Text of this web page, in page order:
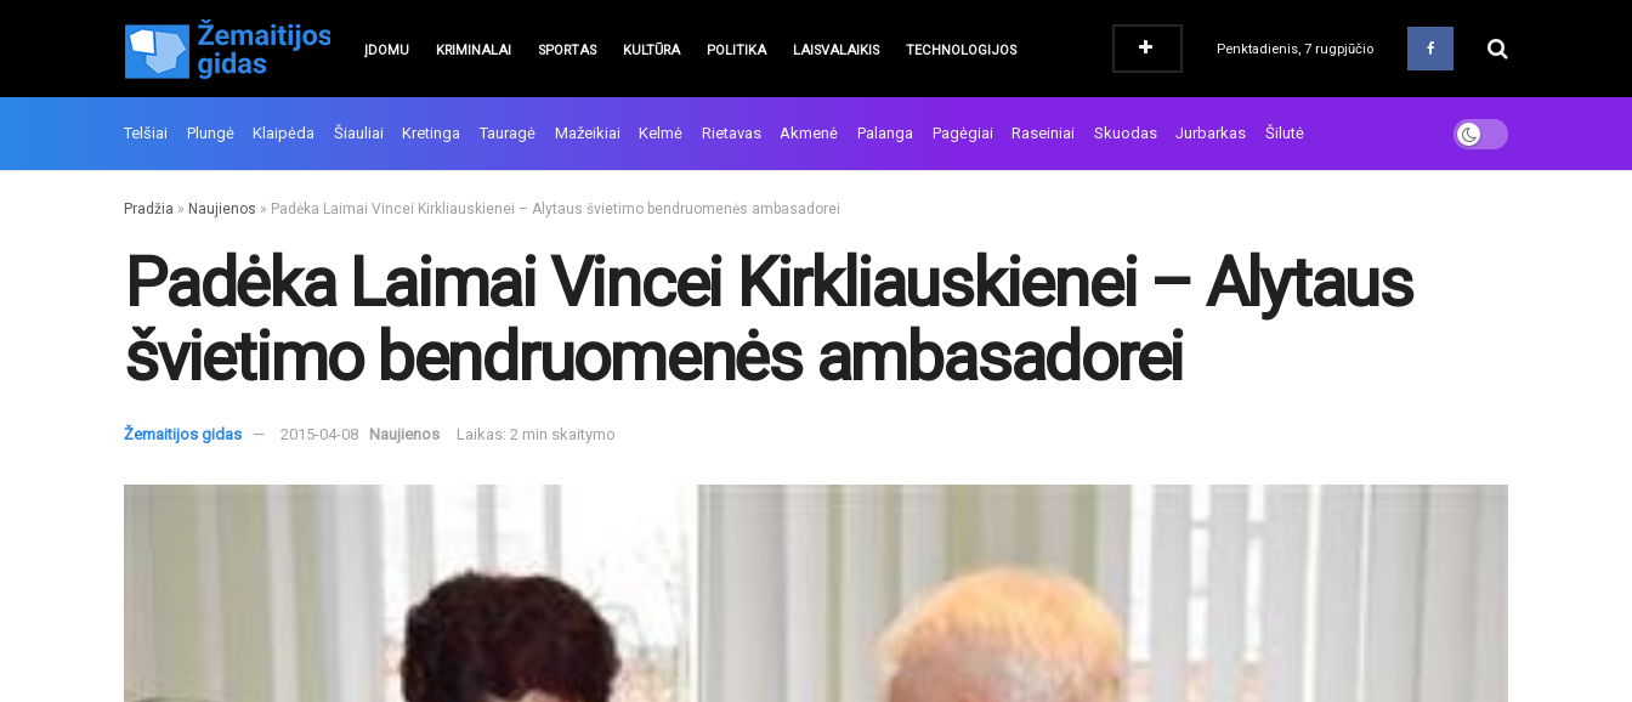
ĮDOMU KRIMINALAI SPORTAS KULTŪRA POLITIKA LAISVALAIKIS TECHNOLOGIJOS Penktadienis, 7 rugpjūčio
Telšiai Plungė Klaipėda Šiauliai Kretinga Tauragė Mažeikiai Kelmė Rietavas Akmenė Palanga Pagėgiai Raseiniai Skuodas Jurbarkas Šilutė
Pradžia » Naujienos » Padėka Laimai Vincei Kirkliauskienei – Alytaus švietimo bendruomenės ambasadorei
Padėka Laimai Vincei Kirkliauskienei – Alytaus
švietimo bendruomenės ambasadorei
Žemaitijos gidas 2015-04-08 Naujienos Laikas: 2 min skaitymo